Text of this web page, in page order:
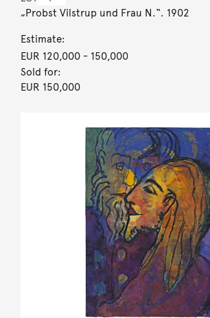
„Probst Vilstrup und Frau N.“. 1902
Estimate:
EUR 120,000- 150,000
Sold for:
EUR 150,000